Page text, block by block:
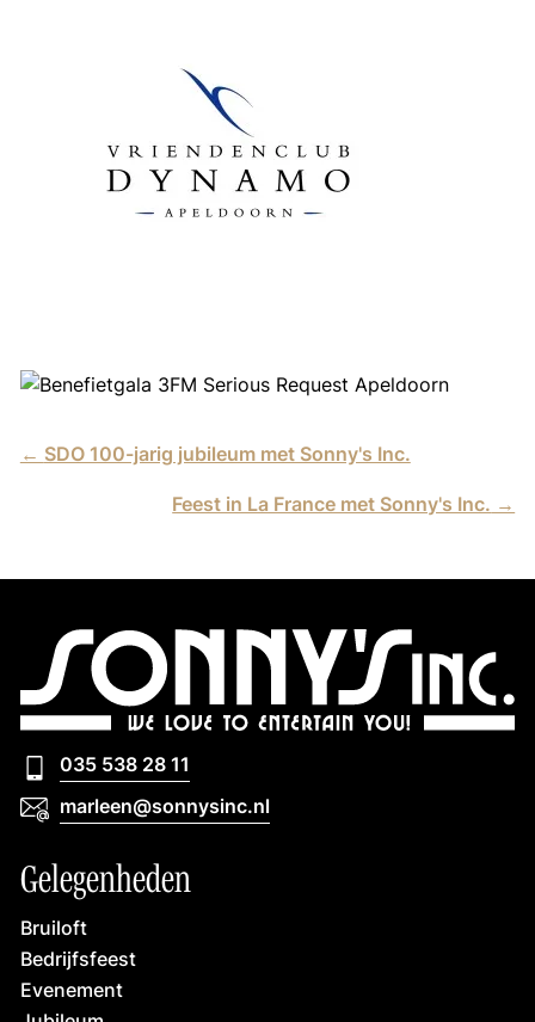
← SDO 100-jarig jubileum met Sonny's Inc.
Feest in La France met Sonny's Inc. →
035 538 28 11
035 538 28 11
marleen@sonnysinc.nl
Gelegenheden
Bruiloft
Bedrijfsfeest
Evenement